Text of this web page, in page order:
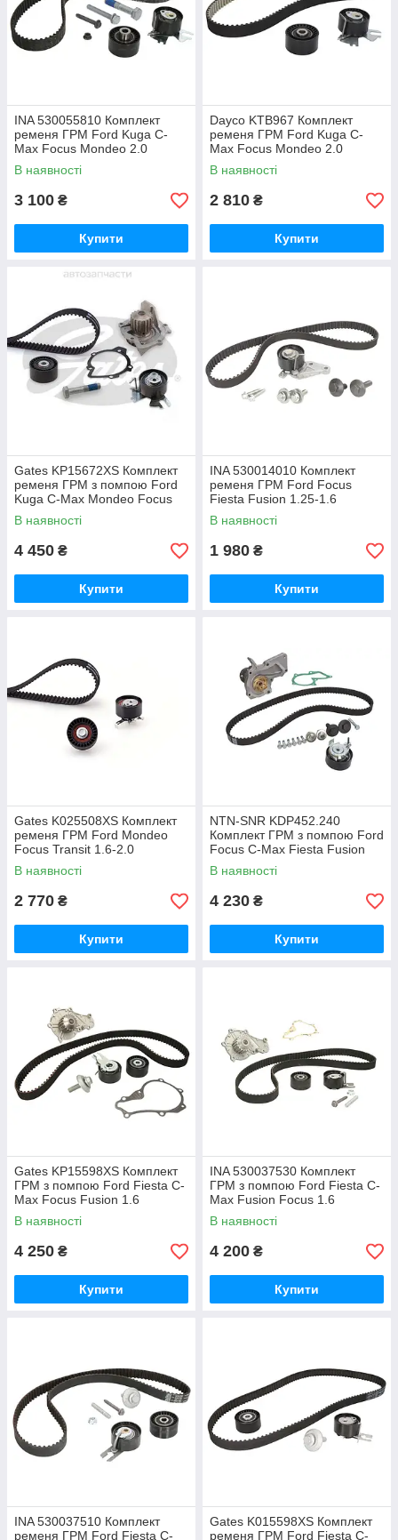
INA 530055810 Комплект
ременя ГРМ Ford Kuga C-
Max Focus Mondeo 2.0
В наявності
3 100 ₴
Купити
Dayco KTB967 Комплект
ременя ГРМ Ford Kuga C-
Max Focus Mondeo 2.0
В наявності
2 810 ₴
Купити
Gates KP15672XS Комплект
ременя ГРМ з помпою Ford
Kuga C-Max Mondeo Focus
2.0
В наявності
4 450 ₴
Купити
INA 530014010 Комплект
ременя ГРМ Ford Focus
Fiesta Fusion 1.25-1.6
В наявності
1 980 ₴
Купити
Gates K025508XS Комплект
ременя ГРМ Ford Mondeo
Focus Transit 1.6-2.0
В наявності
2 770 ₴
Купити
NTN-SNR KDP452.240
Комплект ГРМ з помпою Ford
Focus C-Max Fiesta Fusion
Mondeo1.25-1.6
В наявності
4 230 ₴
Купити
Gates KP15598XS Комплект
ГРМ з помпою Ford Fiesta C-
Max Focus Fusion 1.6
В наявності
4 250 ₴
Купити
INA 530037530 Комплект
ГРМ з помпою Ford Fiesta C-
Max Fusion Focus 1.6
В наявності
4 200 ₴
Купити
INA 530037510 Комплект
ременя ГРМ Ford Fiesta C-
Gates K015598XS Комплект
ременя ГРМ Ford Fiesta C-